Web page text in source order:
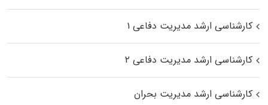
کارشناسی ارشد مدیریت دفاعی ۱
کارشناسی ارشد مدیریت دفاعی ۲
کارشناسی ارشد مدیریت بحران